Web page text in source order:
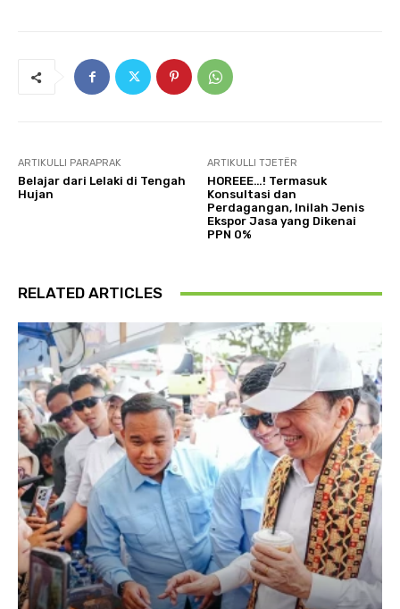
ARTIKULLI PARAPRAK
Belajar dari Lelaki di Tengah
Hujan
ARTIKULLI TJETËR
HOREEE…! Termasuk
Konsultasi dan
Perdagangan, Inilah Jenis
Ekspor Jasa yang Dikenai
PPN 0%
RELATED ARTICLES